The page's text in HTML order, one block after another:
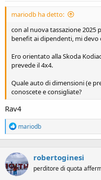
mariodb ha detto:
con al nuova tassazione 2025
benefit ai dipendenti, mi
Ero orientato alla Skoda
prevede il 4x4.
Quale auto di dimensioni (e
conoscete e consigliate?
Rav4
R
e
a
t
i
o
mariodb
robertoginesi
perditore di quota